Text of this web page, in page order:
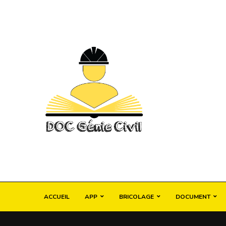
ACCUEIL APP BRICOLAGE DOCUMENT